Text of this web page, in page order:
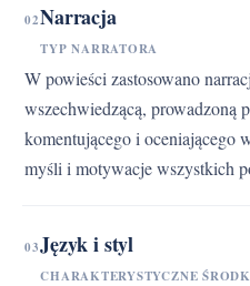
02Narracja
TYP NARRATORA
W powieści zastosowano narrację trzecioosobową,
wszechwiedzącą, prowadzoną
komentującego i oceniającego
myśli i motywacje wszystkich
03Język i styl
CHARAKTERYSTYCZNE